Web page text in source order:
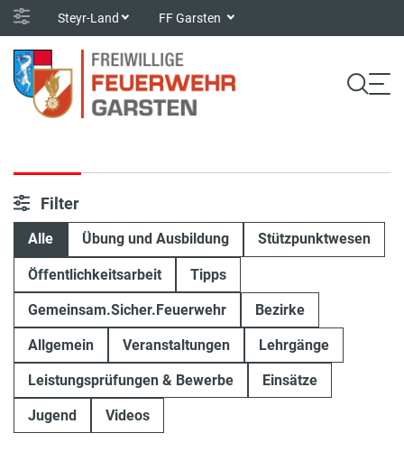
Steyr-Land FF Garsten
Filter
Alle Übung und Ausbildung Stützpunktwesen
Öffentlichkeitsarbeit Tipps
Gemeinsam.Sicher.Feuerwehr Bezirke
Allgemein Veranstaltungen Lehrgänge
Leistungsprüfungen & Bewerbe Einsätze
Jugend Videos